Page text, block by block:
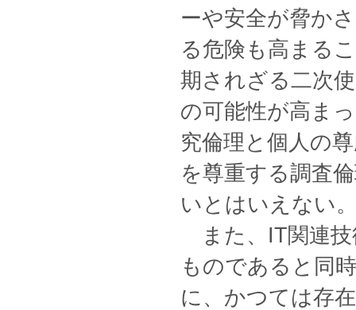
ーや安全が脅か
る危険も高まる
期されざる二次
の可能性が高ま
究倫理と個人の
を尊重する調査
いとはいえない
また、IT関連技
ものであると同時
に、かつては存